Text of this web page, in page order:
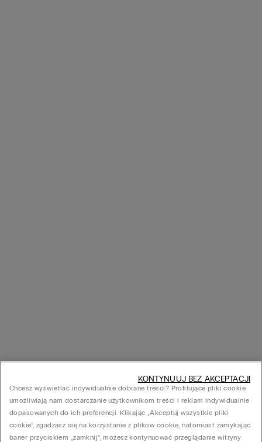
Chcesz wyświetlać indywidualnie dobrane treści? Profilujące pliki cookie
umożliwiają nam dostarczanie użytkownikom treści i reklam indywidualnie
dopasowanych do ich preferencji. Klikając „Akceptuj wszystkie pliki
cookie”, zgadzasz się na korzystanie z plików cookie, natomiast zamykając
baner przyciskiem „zamknij”, możesz kontynuować przeglądanie witryny
KONTYNUUJ BEZ AKCEPTACJI